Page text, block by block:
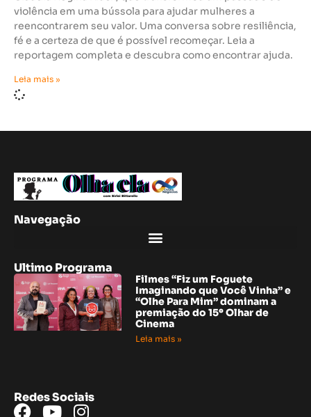
violência em uma bússola para ajudar mulheres a
reencontrarem seu valor. Uma conversa sobre resiliência,
fé e a certeza de que é possível recomeçar. Leia a
reportagem completa e descubra como encontrar ajuda.
Leia mais »
Navegação
Ultimo Programa
Filmes “Fiz um Foguete
Imaginando que Você Vinha” e
“Olhe Para Mim” dominam a
premiação do 15º Olhar de
Cinema
Leia mais »
Redes Sociais